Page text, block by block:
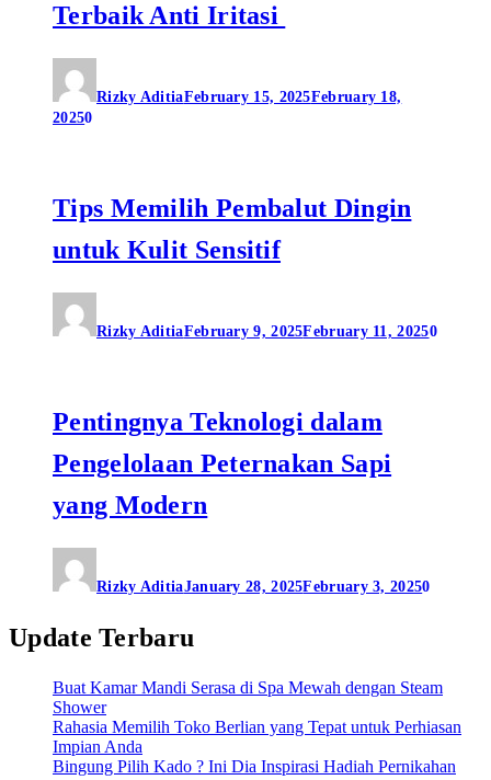
Terbaik Anti Iritasi
Rizky AditiaFebruary 15, 2025February 18,
20250
Tips Memilih Pembalut Dingin
untuk Kulit Sensitif
Rizky AditiaFebruary 9, 2025February 11, 20250
Pentingnya Teknologi dalam
Pengelolaan Peternakan Sapi
yang Modern
Rizky AditiaJanuary 28, 2025February 3, 20250
Update Terbaru
Buat Kamar Mandi Serasa di Spa Mewah dengan Steam
Shower
Rahasia Memilih Toko Berlian yang Tepat untuk Perhiasan
Impian Anda
Bingung Pilih Kado ? Ini Dia Inspirasi Hadiah Pernikahan